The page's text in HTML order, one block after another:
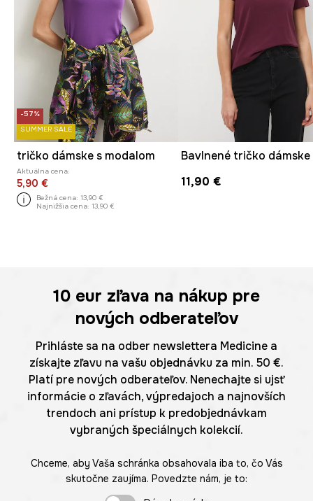
-57%
SUMMER SALE
tričko dámske s modalom
Aktuálna cena:
5,90 €
Bežná cena: 13,90 €
Najnižšia cena: 13,90 €
11,90 €
10 eur zľava na nákup pre
nových odberateľov
Prihláste sa na odber newslettera Medicine a
získajte zľavu na vašu objednávku za min. 50 €.
Platí pre nových odberateľov. Nenechajte si ujsť
informácie o zľavách, výpredajoch a najnovších
trendoch ani prístup k predobjednávkam
vybraných špeciálnych kolekcií.
Chceme, aby Vaša schránka obsahovala iba to, čo Vás
skutočne zaujíma. Povedzte nám, je to: